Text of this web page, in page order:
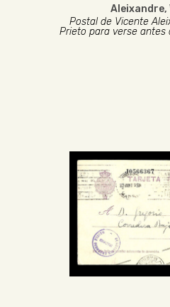
Aleixandre,
Postal de Vicente
Prieto para verse antes